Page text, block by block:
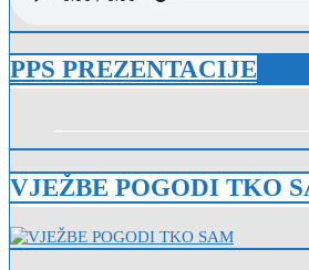
PPS PREZENTACIJE
VJEŽBE POGODI TKO